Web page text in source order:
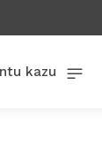
kazu